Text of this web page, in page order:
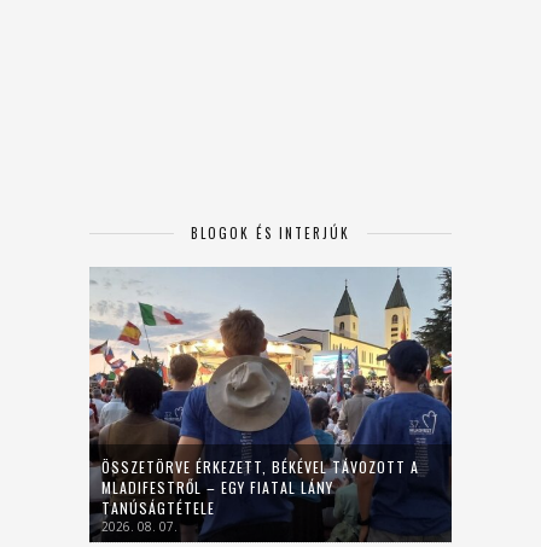
BLOGOK ÉS INTERJÚK
ÖSSZETÖRVE ÉRKEZETT, BÉKÉVEL TÁVOZOTT A
MLADIFESTRŐL – EGY FIATAL LÁNY
TANÚSÁGTÉTELE
2026. 08. 07.